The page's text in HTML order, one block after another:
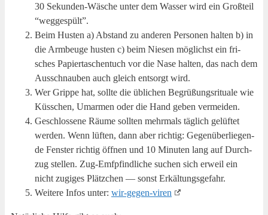
30 Sekun­den-Wäsche unter dem Was­ser wird ein Groß­teil
“weg­ge­spült”.
Beim Hus­ten a) Abstand zu ande­ren Per­so­nen hal­ten b) in
die Arm­beu­ge hus­ten c) beim Nie­sen mög­lichst ein fri­
sches Papier­ta­schen­tuch vor die Nase hal­ten, das nach dem
Aus­schnau­ben auch gleich ent­sorgt wird.
Wer Grip­pe hat, soll­te die übli­chen Begrü­ßungs­ri­tua­le wie
Küss­chen, Umar­men oder die Hand geben vermeiden.
Geschlos­se­ne Räu­me soll­ten mehr­mals täg­lich gelüf­tet
wer­den. Wenn lüf­ten, dann aber rich­tig: Gegen­über­lie­gen­
de Fens­ter rich­tig öff­nen und 10 Minu­ten lang auf Durch­
zug stel­len. Zug-Emfpfind­li­che suchen sich erweil ein
nicht zugi­ges Plätz­chen — sonst Erkältungsgefahr.
Wei­te­re Infos unter: wir-gegen-viren